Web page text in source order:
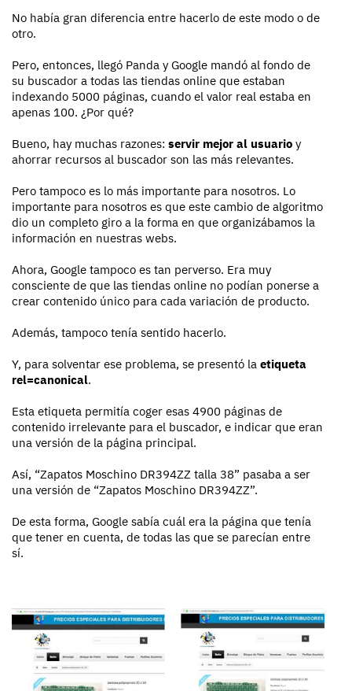
No había gran diferencia entre hacerlo de este modo o de
otro.
Pero, entonces, llegó Panda y Google mandó al fondo de
su buscador a todas las tiendas online que estaban
indexando 5000 páginas, cuando el valor real estaba en
apenas 100. ¿Por qué?
Bueno, hay muchas razones: servir mejor al usuario y
ahorrar recursos al buscador son las más relevantes.
Pero tampoco es lo más importante para nosotros. Lo
importante para nosotros es que este cambio de algoritmo
dio un completo giro a la forma en que organizábamos la
información en nuestras webs.
Ahora, Google tampoco es tan perverso. Era muy
consciente de que las tiendas online no podían ponerse a
crear contenido único para cada variación de producto.
Además, tampoco tenía sentido hacerlo.
Y, para solventar ese problema, se presentó la etiqueta
rel=canonical.
Esta etiqueta permitía coger esas 4900 páginas de
contenido irrelevante para el buscador, e indicar que eran
una versión de la página principal.
Así, “Zapatos Moschino DR394ZZ talla 38” pasaba a ser
una versión de “Zapatos Moschino DR394ZZ”.
De esta forma, Google sabía cuál era la página que tenía
que tener en cuenta, de todas las que se parecían entre
sí.